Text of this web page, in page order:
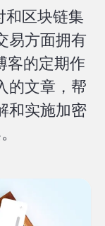
和区块链集
易方面拥有
客的定期作
的文章，帮
和实施加密